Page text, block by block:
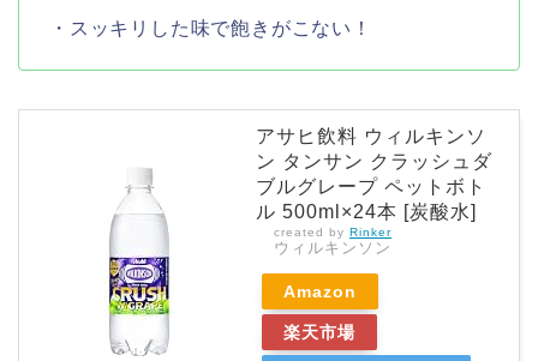
・スッキリした味で飽きがこない！
アサヒ飲料 ウィルキンソ
ン タンサン クラッシュダ
ブルグレープ ペットボト
ル 500ml×24本 [炭酸水]
created by Rinker
ウィルキンソン
Amazon
楽天市場